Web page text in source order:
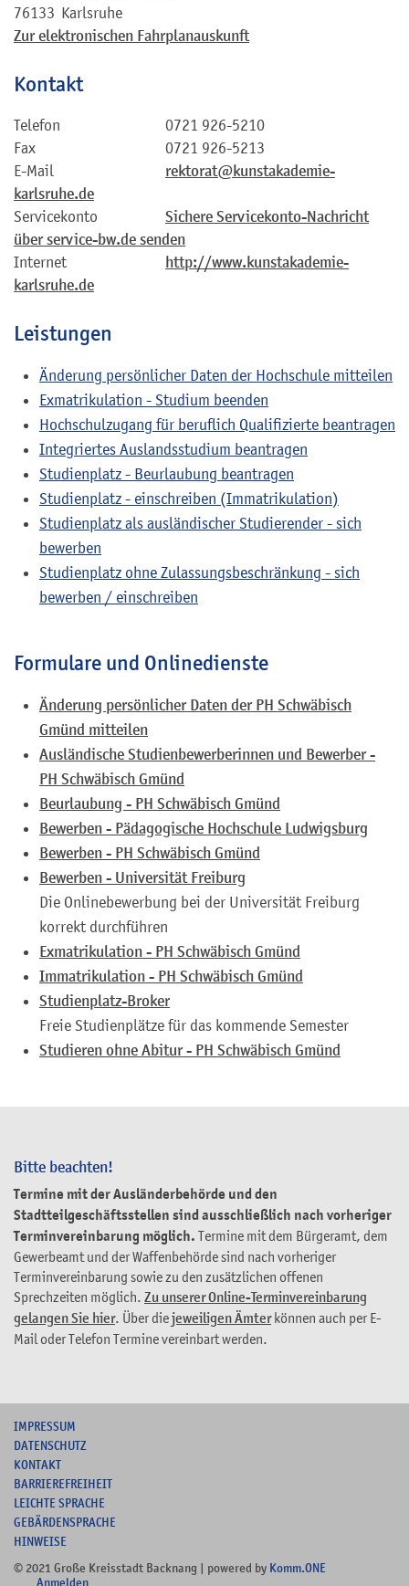
Bitte beachten!
Termine mit der Ausländerbehörde und den
Stadtteilgeschäftsstellen sind ausschließlich nach vorheriger
Terminvereinbarung möglich. Termine mit dem Bürgeramt, dem
Gewerbeamt und der Waffenbehörde sind nach vorheriger
Terminvereinbarung sowie zu den zusätzlichen offenen
Sprechzeiten möglich. Zu unserer Online-Terminvereinbarung
gelangen Sie hier. Über diejeweiligen Ämterkönnen auch per E-
Mail oder Telefon Termine vereinbart werden.
76133 Karlsruhe
Zur elektronischen Fahrplanauskunft
Kontakt
Telefon
0721 926-5210
Fax
0721 926-5213
E-Mail
rektorat@kunstakademie-
karlsruhe.de
Servicekonto
Sichere Servicekonto-Nachricht
über service-bw.de senden
Internet
http://www.kunstakademie-
karlsruhe.de
Leistungen
Änderung persönlicher Daten der Hochschule mitteilen
Exmatrikulation - Studium beenden
Hochschulzugang für beruflich Qualifizierte beantragen
Integriertes Auslandsstudium beantragen
Studienplatz - Beurlaubung beantragen
Studienplatz - einschreiben (Immatrikulation)
Studienplatz als ausländischer Studierender - sich
bewerben
Studienplatz ohne Zulassungsbeschränkung - sich
bewerben / einschreiben
Formulare und Onlinedienste
Änderung persönlicher Daten der PH Schwäbisch
Gmünd mitteilen
Ausländische Studienbewerberinnen und Bewerber -
PH Schwäbisch Gmünd
Beurlaubung - PH Schwäbisch Gmünd
Bewerben - Pädagogische Hochschule Ludwigsburg
Bewerben - PH Schwäbisch Gmünd
Bewerben - Universität Freiburg
Die Onlinebewerbung bei der Universität Freiburg
korrekt durchführen
Exmatrikulation - PH Schwäbisch Gmünd
Immatrikulation - PH Schwäbisch Gmünd
Studienplatz-Broker
Freie Studienplätze für das kommende Semester
Studieren ohne Abitur - PH Schwäbisch Gmünd
IMPRESSUM
DATENSCHUTZ
KONTAKT
BARRIEREFREIHEIT
LEICHTE SPRACHE
GEBÄRDENSPRACHE
HINWEISE
© 2021 Große Kreisstadt Backnang | powered by Komm.ONE
Anmelden